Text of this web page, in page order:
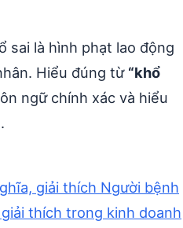
sai là hình phạt lao động
Hiểu đúng từ “khổ
ngữ chính xác và hiểu
giải thích Người bệnh
thích trong kinh doanh